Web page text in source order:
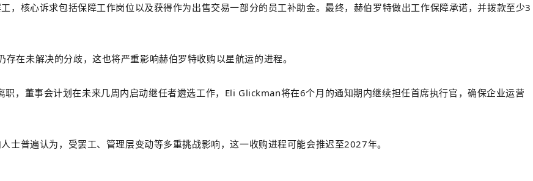
，核心诉求包括保障工作岗位以及获得作为出售交易一部分的员工补助金。最终，赫伯罗特做出工作保障承诺，并拨款至少3
在未解决的分歧，这也将严重影响赫伯罗特收购以星航运的进程。
，董事会计划在未来几周内启动继任者遴选工作，Eli Glickman将在6个月的通知期内继续担任首席执行官，确保企业运营
普遍认为，受罢工、管理层变动等多重挑战影响，这一收购进程可能会推迟至2027年。